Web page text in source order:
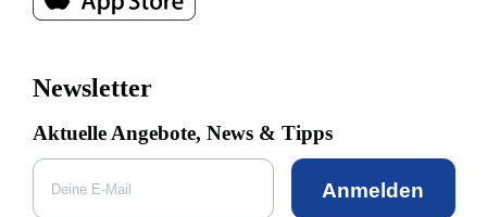
Newsletter
Aktuelle Angebote, News & Tipps
Anmelden